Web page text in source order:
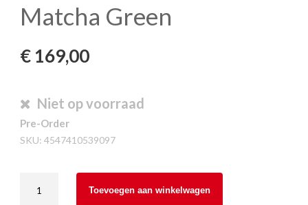
Matcha Green
€ 169,00
Niet op voorraad
Pre-Order
SKU: 4547410539097
Instax
Toevoegen aan winkelwagen